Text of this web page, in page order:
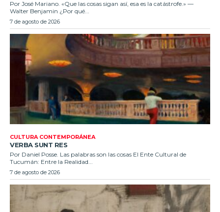
Por José Mariano. «Que las cosas sigan así, esa es la catástrofe.» —
Walter Benjamin ¿Por qué...
7 de agosto de 2026
CULTURA CONTEMPORÁNEA
VERBA SUNT RES
Por Daniel Posse. Las palabras son las cosas El Ente Cultural de
Tucumán: Entre la Realidad...
7 de agosto de 2026